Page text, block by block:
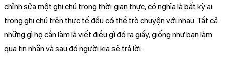
chỉnh sửa một ghi chú trong thời gian thực, có nghĩa là bất kỳ ai
trong ghi chú trên thực tế đều có thể trò chuyện với nhau. Tất cả
những gì họ cần làm là viết điều gì đó ra giấy, giống như bạn làm
qua tin nhắn và sau đó người kia sẽ trả lời.